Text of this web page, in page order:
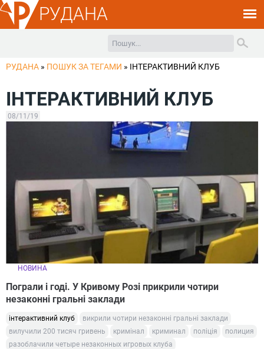
РУДАНА
РУДАНА » ПОШУК ЗА ТЕГАМИ » ІНТЕРАКТИВНИЙ КЛУБ
ІНТЕРАКТИВНИЙ КЛУБ
08/11/19
НОВИНА
Пограли і годі. У Кривому Розі прикрили чотири
незаконні гральні заклади
інтерактивний клуб
викрили чотири незаконні гральні заклади
вилучили 200 тисяч гривень
кримінал криминал поліція
полиция
разоблачили четыре незаконных игровых клуба